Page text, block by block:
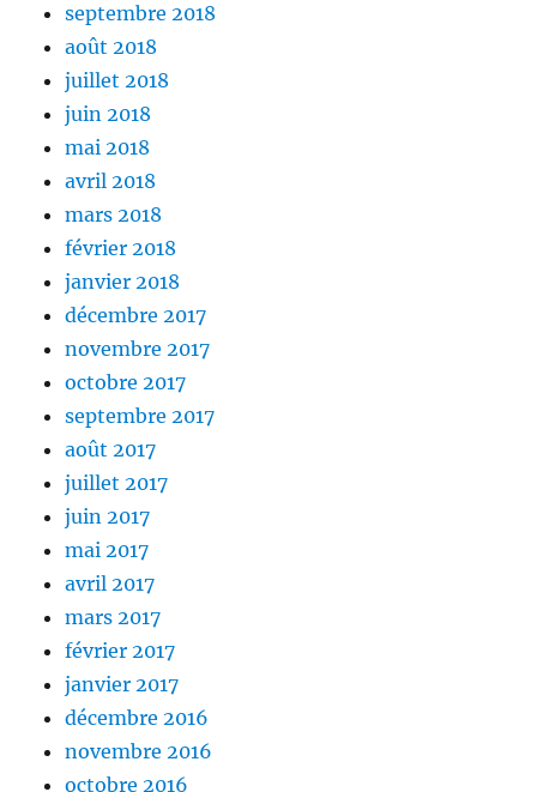
septembre 2018
août 2018
juillet 2018
juin 2018
mai 2018
avril 2018
mars 2018
février 2018
janvier 2018
décembre 2017
novembre 2017
octobre 2017
septembre 2017
août 2017
juillet 2017
juin 2017
mai 2017
avril 2017
mars 2017
février 2017
janvier 2017
décembre 2016
novembre 2016
octobre 2016